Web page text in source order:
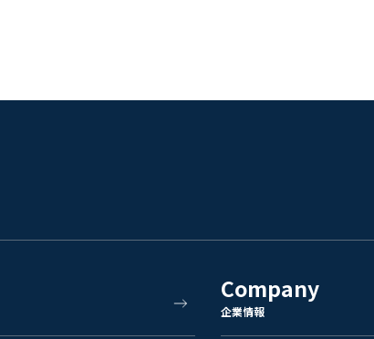
Company
企業情報